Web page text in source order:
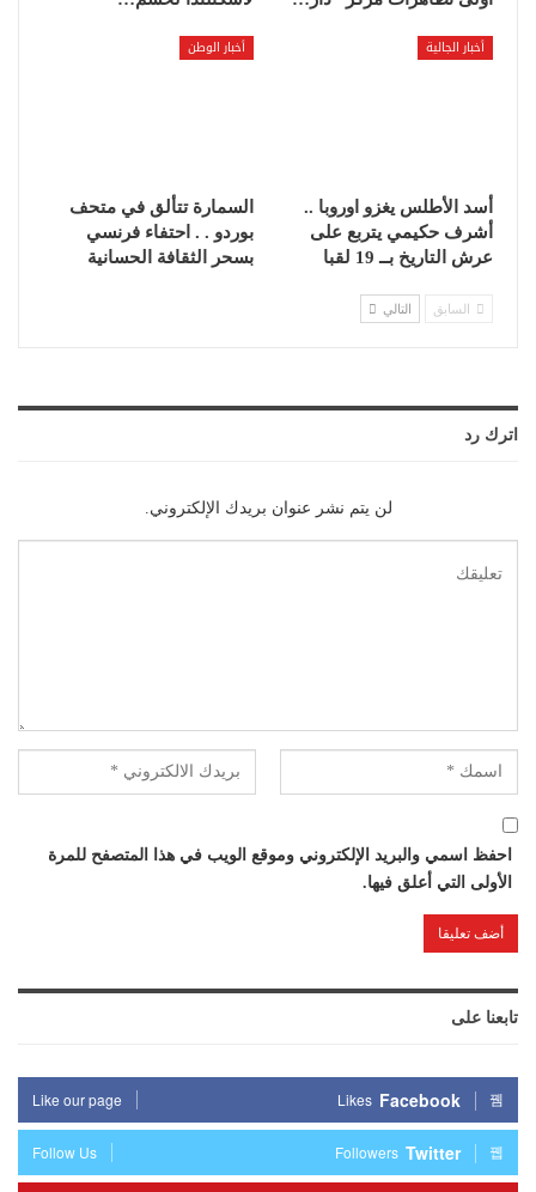
أخبار الجالية
أسد الأطلس يغزو اوروبا ..
أشرف حكيمي يتربع على
عرش التاريخ بــ 19 لقبا
أخبار الوطن
السمارة تتألق في متحف
بوردو . . احتفاء فرنسي
بسحر الثقافة الحسانية
السابق التالي
اترك رد
لن يتم نشر عنوان بريدك الإلكتروني.
احفظ اسمي والبريد الإلكتروني وموقع الويب في هذا المتصفح للمرة
الأولى التي أعلق فيها.
تابعنا على
Facebook
Likes
Like our page
Twitter
Followers
Follow Us